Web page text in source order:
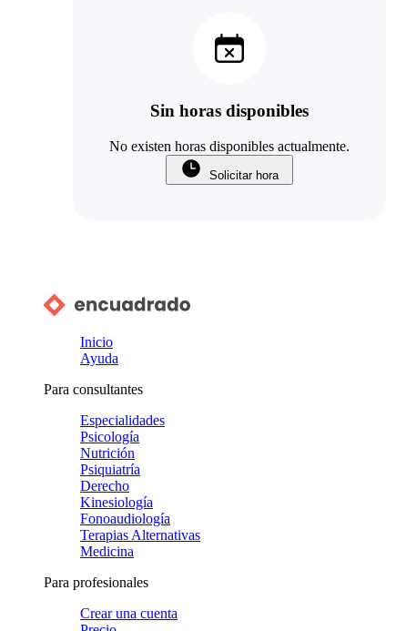
Sin horas disponibles
No existen horas disponibles actualmente.
Solicitar hora
Inicio
Ayuda
Para consultantes
Especialidades
Psicología
Nutrición
Psiquiatría
Derecho
Kinesiología
Fonoaudiología
Terapias Alternativas
Medicina
Para profesionales
Crear una cuenta